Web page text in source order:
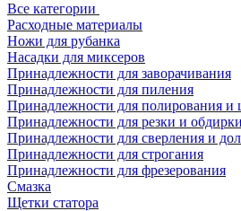
Все категории
Расходные материалы
Ножи для рубанка
Насадки для миксеров
Принадлежности для заворачивания
Принадлежности для пиления
Принадлежности для полирования и
Принадлежности для резки и обдирки
Принадлежности для сверления и
Принадлежности для строгания
Принадлежности для фрезерования
Смазка
Щетки статора